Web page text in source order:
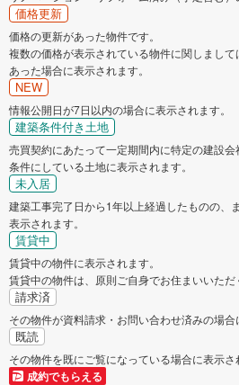
価格更新
価格の更新があった物件です。
複数の価格が表示されている物件に関しまし
あった場合に表示されます。
NEW
情報公開日が7日以内の場合に表示されます。
建築条件付き土地
売買契約にあたって一定期間内に特定の建設
条件にしている土地に表示されます。
未入居
建築工事完了日から1年以上経過したものの、
表示されます。
賃貸中
賃貸中の物件に表示されます。
賃貸中の物件は、原則ご自身でお住まいいただ
請求済
その物件が資料請求・お問い合わせ済みの場合
既読
その物件を既にご覧になっている場合に表示さ
成約でもらえる